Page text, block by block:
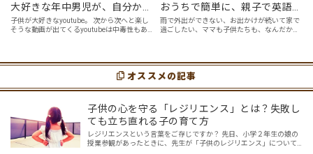
大好きな年中男児が、自分から
好んで見るyoutube英語動画５
選
子供が大好きなyoutube。 次から次へと楽し
そうな動画が出てくるyoutubeは中毒性もあ
youtubeやゲーム、アプリだ…
おうちで簡単に、親子で英語ヨ
ガを楽しめる「youtube動画」
７選
雨で外出ができない、お出かけが続いて家で
過ごしたい、ママも子供たちも、なんだか疲
スメの「youtube動画」を紹介します…
オススメの記事
子供の心を守る「レジリエンス」とは？失敗し
ても立ち直れる子の育て方
レジリエンスという言葉をご存じですか？ 先日、小学２年生の娘の
授業参観があったときに、先生が「子供のレジリエンス」について